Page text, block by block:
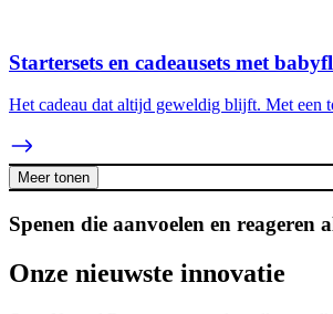
Startersets en cadeausets met
Het cadeau dat altijd geweldig blijft. Met een
Meer tonen
Spenen die aanvoelen en reageren
Onze nieuwste innovatie